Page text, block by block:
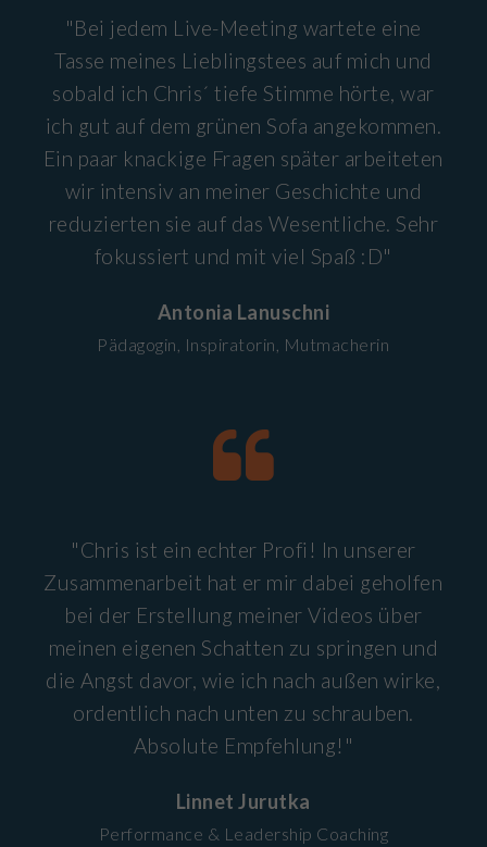
"Bei jedem Live-Meeting wartete eine
Tasse meines Lieblingstees auf mich und
sobald ich Chris´ tiefe Stimme hörte, war
ich gut auf dem grünen Sofa angekommen.
Ein paar knackige Fragen später arbeiteten
wir intensiv an meiner Geschichte und
reduzierten sie auf das Wesentliche. Sehr
fokussiert und mit viel Spaß :D"
Antonia Lanuschni
Pädagogin, Inspiratorin, Mutmacherin
"Chris ist ein echter Profi! In unserer
Zusammenarbeit hat er mir dabei geholfen
bei der Erstellung meiner Videos über
meinen eigenen Schatten zu springen und
die Angst davor, wie ich nach außen wirke,
ordentlich nach unten zu schrauben.
Absolute Empfehlung!"
Linnet Jurutka
Performance & Leadership Coaching